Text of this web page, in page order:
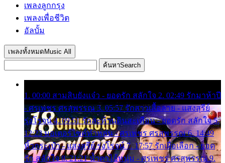
เพลงลูกกรุง
เพลงเพื่อชีวิต
อัลบั้ม
เพลงทั้งหมด Music All
ค้นหาSearch
1. 00:00 สามสิบยังแจ๋ว - ยอดรัก สลักใจ 2. 02:49 รักมาห้าปี
- ศรเพชร ศรสุพรรณ 3. 05:57 รักสาวเสื้อลาย - แสงสุรีย์
รุ่งโรจน์ 4. 09:51 รักสะท้านดินสะเทือน - ยอดรัก สลักใจ 5.
12:23 มอเตอร์ไซค์ทำหล่น - ศรเพชร ศรสุพรรณ 6. 14:49
หิ้วกระเป๋า - แสงสุรีย์ รุ่งโรจน์ 7. 17:57 รักเผื่อเลือก - ยอด
รัก สลักใจ 8. 21:21 น้ำตาไอ้หนุ่ม - ศรเพชร ศรสุพรรณ 9.